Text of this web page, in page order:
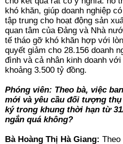
khó khăn, giúp doanh nghiệp
tập trung cho hoạt động sản
quan tâm của Đảng và Nhà
tế tháo gỡ khó khăn hợp với
quyết giảm cho 28.156 doanh
đình và cả nhân kinh doanh
khoảng 3.500 tỷ đồng.
Phóng viên: Theo bà, việc
mới và yêu cầu đối tượng
ký trong khung thời hạn từ
ngắn quá không?
Bà Hoàng Thị Hà Giang: